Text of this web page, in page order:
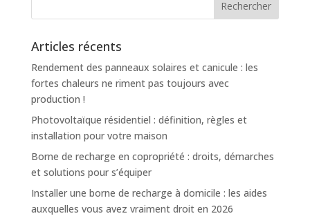
Articles récents
Rendement des panneaux solaires et canicule : les
fortes chaleurs ne riment pas toujours avec
production !
Photovoltaïque résidentiel : définition, règles et
installation pour votre maison
Borne de recharge en copropriété : droits, démarches
et solutions pour s’équiper
Installer une borne de recharge à domicile : les aides
auxquelles vous avez vraiment droit en 2026